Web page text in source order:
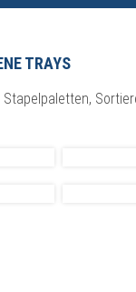
TRAYS